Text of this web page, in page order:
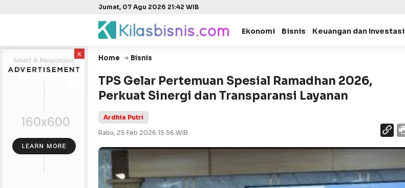
Jumat, 07 Agu 2026 21:42 WIB
Ekonomi Bisnis Keuangan dan Investasi
x Home Bisnis
TPS Gelar Pertemuan Spesial Ramadhan 2026,
Perkuat Sinergi dan Transparansi Layanan
Ardhia Putri
Rabu, 25 Feb 2026 15:56 WIB